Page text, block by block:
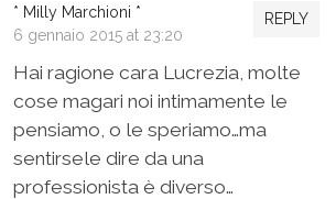
REPLY
* Milly Marchioni *
6 gennaio 2015 at 23:20
Hai ragione cara Lucrezia, molte
cose magari noi intimamente le
pensiamo, o le speriamo…ma
sentirsele dire da una
professionista è diverso…